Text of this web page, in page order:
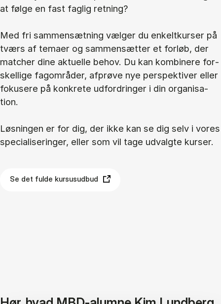
at føl­ge en fast fag­lig ret­ning?
Med fri sam­men­sæt­ning væl­ger du en­kelt­kur­ser på
tværs af te­ma­er og sam­men­sæt­ter et for­løb, der
mat­cher dine ak­tu­el­le be­hov. Du kan kom­bi­ne­re for­
skel­li­ge fag­om­rå­der, af­prø­ve nye per­spek­ti­ver el­ler
fo­ku­se­re på kon­kre­te ud­for­drin­ger i din or­ga­ni­sa­
tion.
Løs­nin­gen er for dig, der ikke kan se dig selv i vo­res
spe­ci­a­li­se­rin­ger, el­ler som vil tage ud­valg­te kur­ser.
Se det fulde kursusudbud